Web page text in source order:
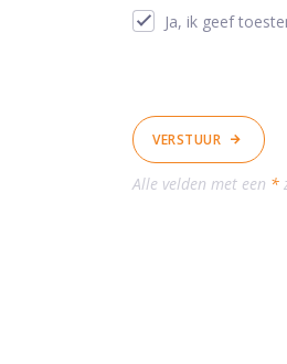
Ja, ik geef
VERSTUUR
Alle velden met een *